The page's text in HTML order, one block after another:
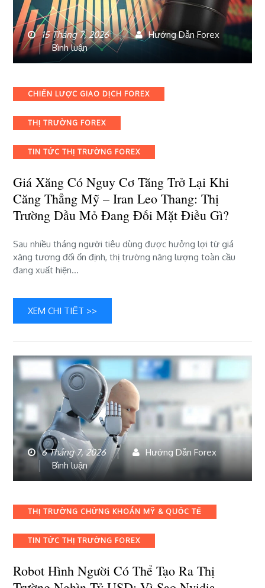
15 Tháng 7, 2026
Hướng Dẫn Forex
Bình luậnbài
xăng
có
cơ
trở
khi
căng
thẳng
Mỹ
Iran
leo
dầu
mặt
điều
gì?
Categories
CHIẾN LƯỢC GIAO DỊCH FOREX
THỊ TRƯỜNG FOREX
TIN TỨC THỊ TRƯỜNG FOREX
Giá Xăng Có Nguy Cơ Tăng Trở Lại Khi
Căng Thẳng Mỹ – Iran Leo Thang: Thị
Trường Dầu Mỏ Đang Đối Mặt Điều Gì?
Sau nhiều tháng người tiêu dùng được hưởng lợi từ giá
xăng tương đối ổn định, thị trường năng lượng toàn cầu
đang xuất hiện…
XEM CHI TIẾT >>
6 Tháng 7, 2026
Hướng Dẫn Forex
Bình luậnbài
viết
hình
người
thể
ra
thị
Categories
THỊ TRƯỜNG CHỨNG KHOÁN MỸ & QUỐC TẾ
TIN TỨC THỊ TRƯỜNG FOREX
Robot Hình Người Có Thể Tạo Ra Thị